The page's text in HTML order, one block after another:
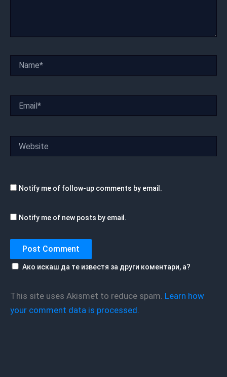
Notify me of follow-up comments by email.
Notify me of new posts by email.
Ако искаш да те известя за други коментари, а?
This site uses Akismet to reduce spam. Learn how
your comment data is processed.